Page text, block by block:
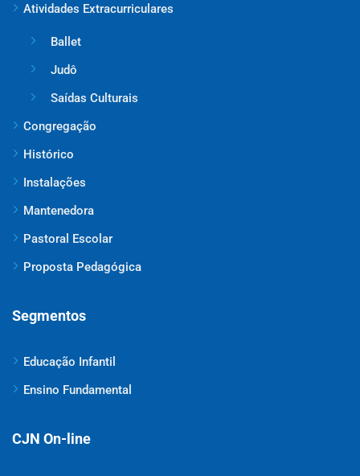
Atividades Extracurriculares
Ballet
Judô
Saídas Culturais
Congregação
Histórico
Instalações
Mantenedora
Pastoral Escolar
Proposta Pedagógica
Segmentos
Educação Infantil
Ensino Fundamental
CJN On-line